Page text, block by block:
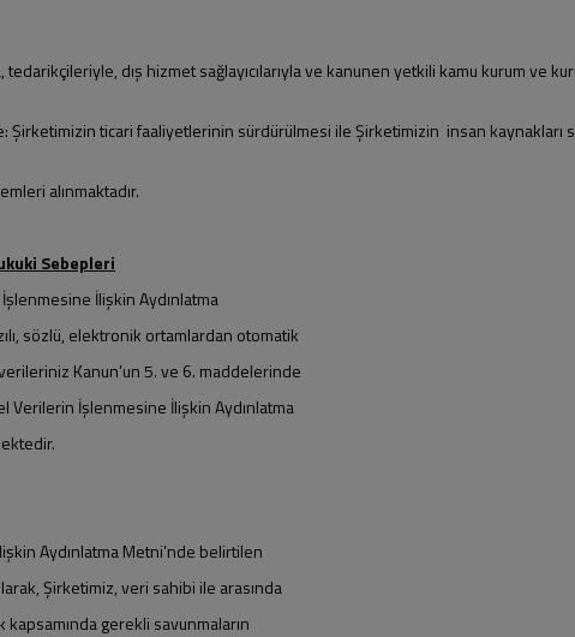
dış hizmet sağlayıcılarıyla ve kanunen yetkili kamu kurum ve
Şirketimizin ticari faaliyetlerinin sürdürülmesi ile Şirketimizin insan kaynakları
alınmaktadır.
Sebepleri
İlişkin Aydınlatma
sözlü, elektronik ortamlardan otomatik
Kanun’un 5. ve 6. maddelerinde
Verilerin İşlenmesine İlişkin Aydınlatma
Aydınlatma Metni’nde belirtilen
Şirketimiz, veri sahibi ile arasında
gerekli savunmaların